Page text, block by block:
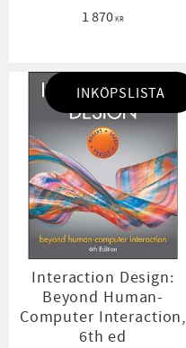
1 870KR
Interaction Design:
Beyond Human-
Computer Interaction,
6th ed
INKÖPSLISTA